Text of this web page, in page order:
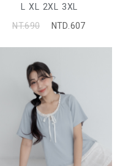
L XL 2XL 3XL
NT.690
NTD.607